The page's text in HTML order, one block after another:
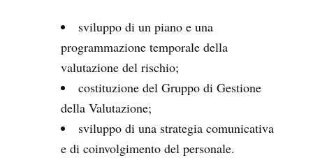
sviluppo di un piano e una
programmazione temporale della
valutazione del rischio;
costituzione del Gruppo di Gestione
della Valutazione;
sviluppo di una strategia comunicativa
e di coinvolgimento del personale.